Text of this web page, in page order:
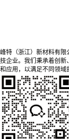
峰特（浙江）新材料有
技企业。我们秉承着创
和应用，以满足不同领域